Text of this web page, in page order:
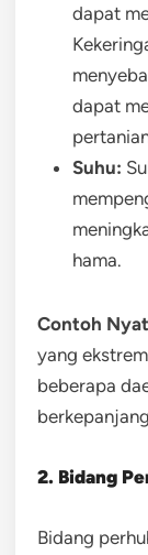
dapat
dapat
Suhu:
hama.
Contoh
yang
beberapa
2. Bidang
Bidang